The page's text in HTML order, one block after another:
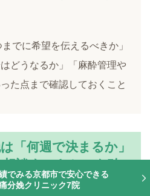
でに希望を伝えるべきか」
どうなるか」「麻酔管理や
た点まで確認しておくこと
「何週で決まるか」
談すべきか」を確
でみる京都市で安心できる
分娩クリニック7院